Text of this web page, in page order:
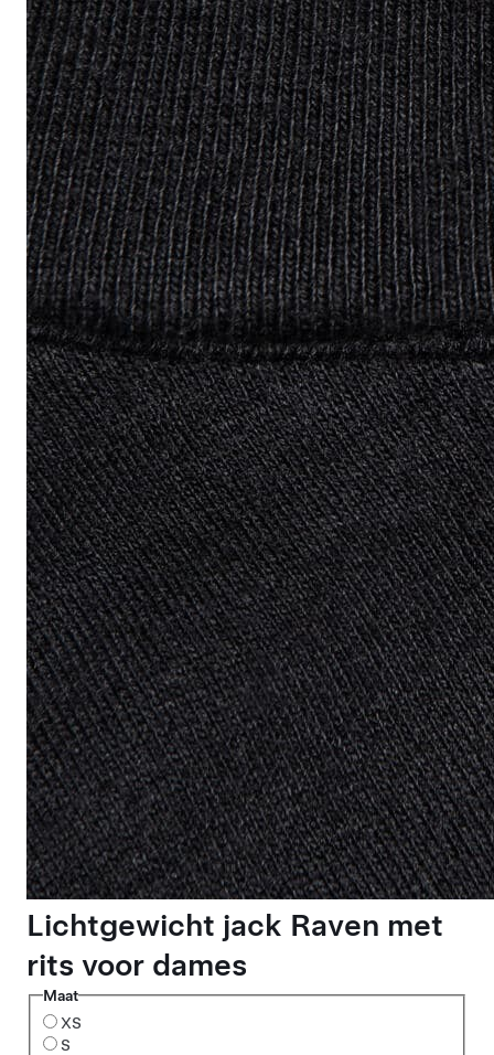
Lichtgewicht jack Raven met
rits voor dames
Maat
XS
S